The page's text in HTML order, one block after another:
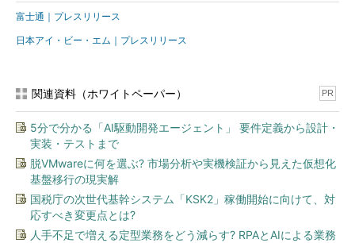
富士通｜プレスリリース
日本アイ・ビー・エム｜プレスリリース
関連資料（ホワイトペーパー） PR
5分で分かる「AI駆動開発エージェント」 要件定義から設計・
実装・テストまで
脱VMwareに何を選ぶ? 市場分析や実機検証から見えた仮想化
基盤移行の現実解
国税庁の次世代基幹システム「KSK2」稼働開始に向けて、対
応すべき変更点とは?
人手不足で増える定型業務をどう減らす? RPAとAIによる業務